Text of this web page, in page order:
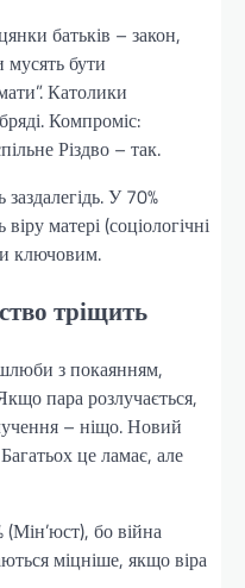
батьків – закон,
бути
Католики
Компроміс:
Різдво – так.
У 70%
матері (соціологічні
ключовим.
тріщить
з покаянням,
пара розлучається,
– ніщо. Новий
це ламає, але
бо війна
міцніше, якщо віра